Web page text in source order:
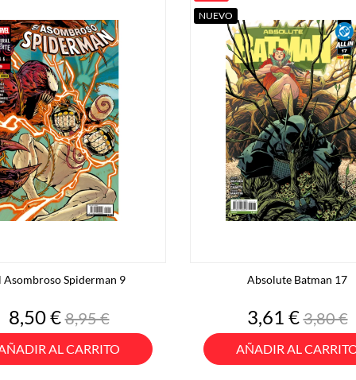
Asombroso Spiderman 9
Precio
8,50 €Precio
base
8,95 €
AL CARRITO
Absolute Batman 17
Precio
3,61 €Precio
base
3,80 €
AÑADIR AL
NUEVO